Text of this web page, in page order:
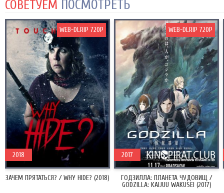
СОВЕТУЕМ ПОСМОТРЕТЬ
ЗАЧЕМ ПРЯТАТЬСЯ? / WHY HIDE? (2018)
2018
WEB-DLRIP 720P
ГОДЗИЛЛА: ПЛАНЕТА ЧУДОВИЩ /
GODZILLA: KAIJUU WAKUSEI (2017)
2017
WEB-DLRIP 720P